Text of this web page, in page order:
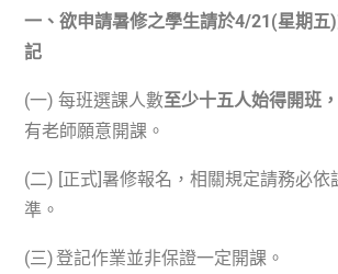
一、欲申請暑修之學生請於4/21(星期五)
記
(一) 每班選課人數至少十五人始得開班，
有老師願意開課。
(二) [正式]暑修報名，相關規定請務必依
準。
(三) 登記作業並非保證一定開課。